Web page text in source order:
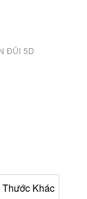
ĐŨI 5D
₫
Thước Khác